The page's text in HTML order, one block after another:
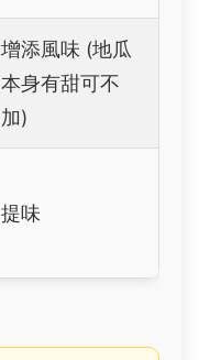
增添風味 (地瓜
本身有甜可不
加)
提味